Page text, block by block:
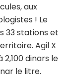
aux
! Le
33 stations et
Agil X
dinars le
le litre.